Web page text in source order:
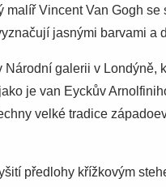
malíř Vincent Van Gogh
jasnými barvami
Národní galerii v
je van Eyckův
velké tradice
předlohy křížkovým